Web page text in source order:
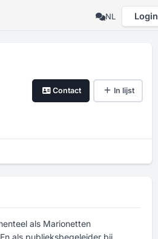
NL Login
Contact In lijst
als Marionetten